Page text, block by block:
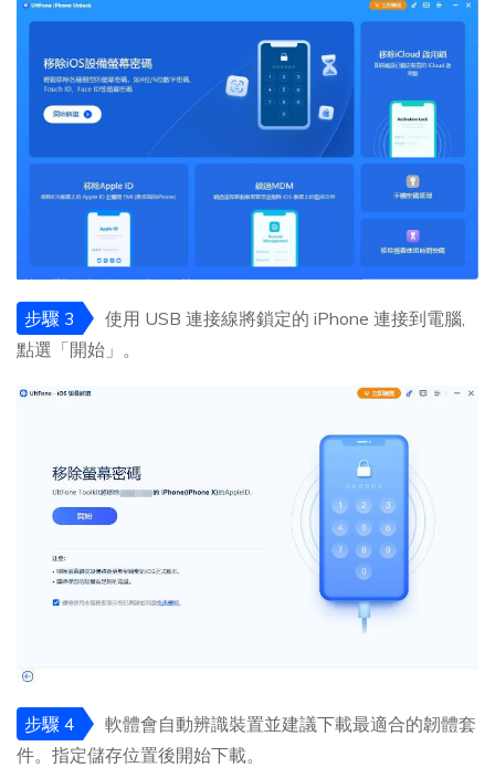
步驟 3
使用 USB 連接線將鎖定的 iPhone 連接到電腦,
點選「開始」。
步驟 4
軟體會自動辨識裝置並建議下載最適合的韌體套
件。指定儲存位置後開始下載。